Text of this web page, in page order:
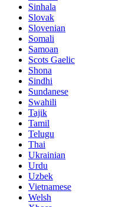
Sinhala
Slovak
Slovenian
Somali
Samoan
Scots Gaelic
Shona
Sindhi
Sundanese
Swahili
Tajik
Tamil
Telugu
Thai
Ukrainian
Urdu
Uzbek
Vietnamese
Welsh